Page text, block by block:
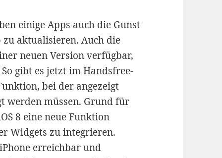
einige Apps auch die Gunst
zu aktualisieren. Auch die
neuen Version verfügbar,
gibt es jetzt im Handsfree-
bei der angezeigt
werden müssen. Grund für
8 eine neue Funktion
Widgets zu integrieren.
erreichbar und